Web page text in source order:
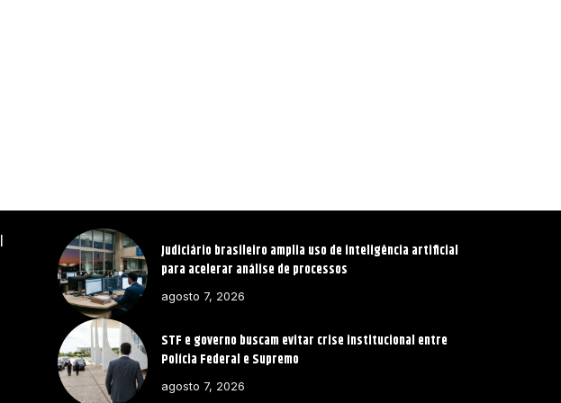
Judiciário brasileiro amplia uso de inteligência artificial
para acelerar análise de processos
agosto 7, 2026
STF e governo buscam evitar crise institucional entre
Polícia Federal e Supremo
agosto 7, 2026